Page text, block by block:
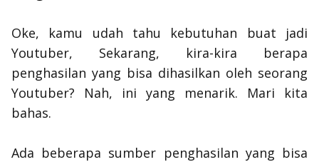
Oke, kamu udah tahu kebutuhan buat jadi
Youtuber, Sekarang, kira-kira berapa
penghasilan yang bisa dihasilkan oleh seorang
Youtuber? Nah, ini yang menarik. Mari kita
bahas.
Ada beberapa sumber penghasilan yang bisa